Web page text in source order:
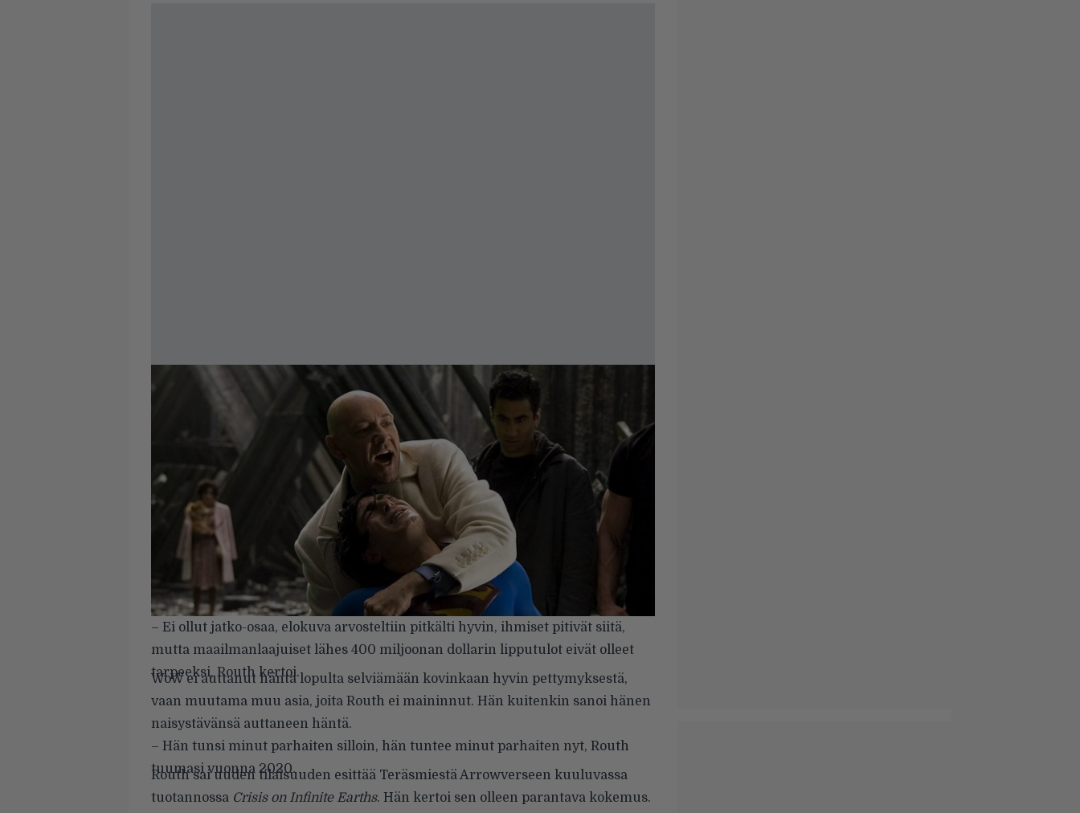
– Ei ollut jatko-osaa, elokuva arvosteltiin pitkälti hyvin, ihmiset pitivät siitä,
mutta maailmanlaajuiset lähes 400 miljoonan dollarin lipputulot eivät olleet
tarpeeksi, Routh kertoi.
WoW ei auttanut häntä lopulta selviämään kovinkaan hyvin pettymyksestä,
vaan muutama muu asia, joita Routh ei maininnut. Hän kuitenkin sanoi hänen
naisystävänsä auttaneen häntä.
– Hän tunsi minut parhaiten silloin, hän tuntee minut parhaiten nyt, Routh
tuumasi vuonna 2020.
Routh sai uuden tilaisuuden esittää Teräsmiestä Arrowverseen kuuluvassa
tuotannossa Crisis on Infinite Earths. Hän kertoi sen olleen parantava kokemus.